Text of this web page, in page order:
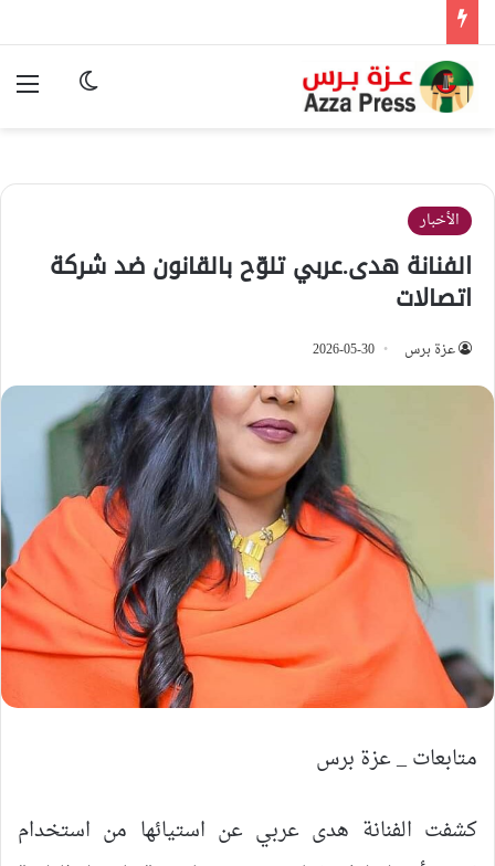
الوضع
الأخبار
الفنانة هدى.عربي تلوّح بالقانون ضد شركة
اتصالات
عزة برس 2026-05-30
متابعات _ عزة برس
كشفت الفنانة هدى عربي عن استيائها من استخدام